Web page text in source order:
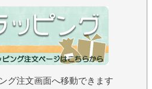
グ注文画面へ移動できます